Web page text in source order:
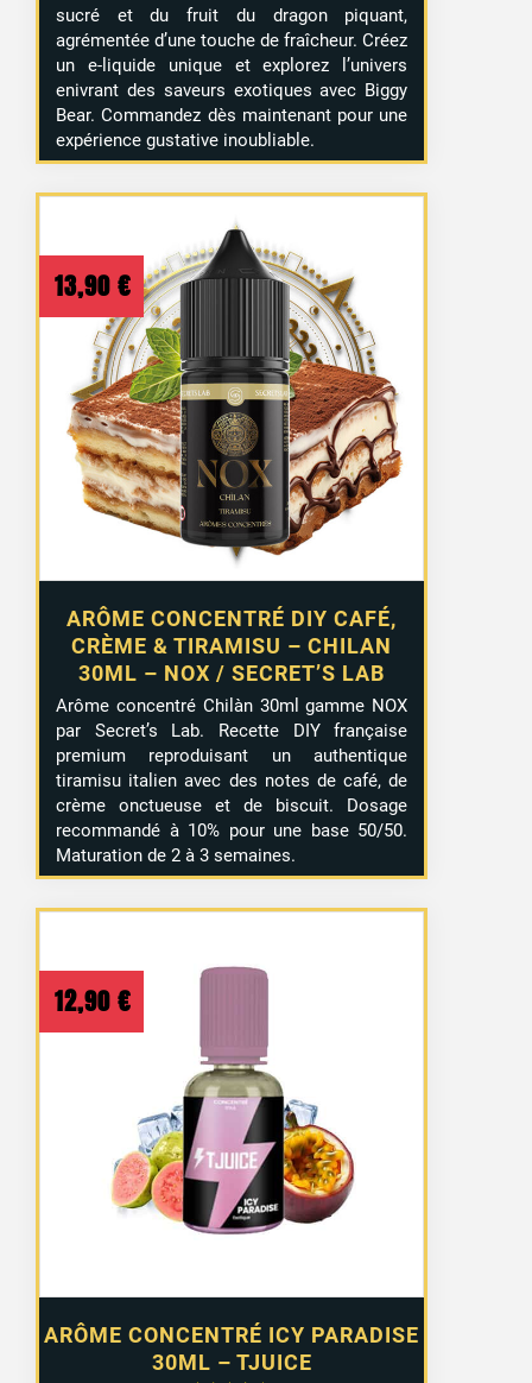
sucré et du fruit du dragon piquant,
agrémentée d’une touche de fraîcheur. Créez
un e-liquide unique et explorez l’univers
enivrant des saveurs exotiques avec Biggy
Bear. Commandez dès maintenant pour une
expérience gustative inoubliable.
ARÔME CONCENTRÉ DIY CAFÉ,
CRÈME & TIRAMISU – CHILAN
30ML – NOX / SECRET’S LAB
13,90 €
Arôme concentré Chilàn 30ml gamme NOX
par Secret’s Lab. Recette DIY française
premium reproduisant un authentique
tiramisu italien avec des notes de café, de
crème onctueuse et de biscuit. Dosage
recommandé à 10% pour une base 50/50.
Maturation de 2 à 3 semaines.
ARÔME CONCENTRÉ ICY PARADISE
30ML – TJUICE
12,90 €